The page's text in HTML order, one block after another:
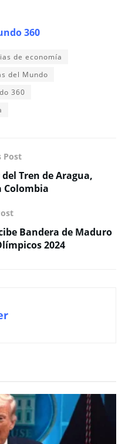
360
de economía
del Mundo
360
Post
Tren de Aragua,
Bandera de Maduro
2024